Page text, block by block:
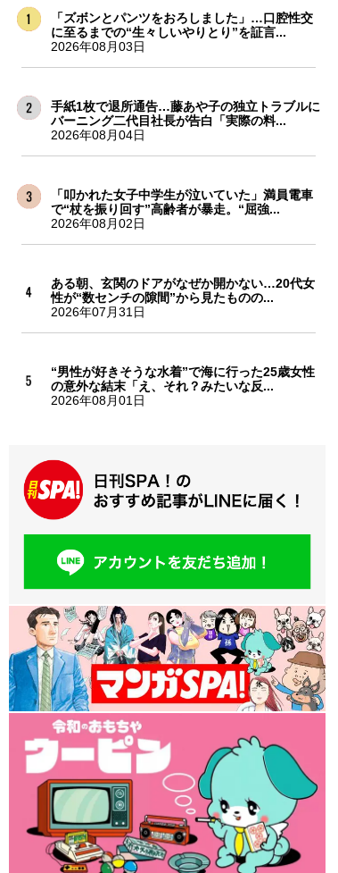
「ズボンとパンツをおろしました」…口腔性交
に至るまでの“生々しいやりとり”を証言...
2026年08月03日
手紙1枚で退所通告…藤あや子の独立トラブルに
バーニング二代目社長が告白「実際の料...
2026年08月04日
「叩かれた女子中学生が泣いていた」満員電車
で“杖を振り回す”高齢者が暴走。“屈強...
2026年08月02日
ある朝、玄関のドアがなぜか開かない…20代女
性が“数センチの隙間”から見たものの...
2026年07月31日
“男性が好きそうな水着”で海に行った25歳女性
の意外な結末「え、それ？みたいな反...
2026年08月01日